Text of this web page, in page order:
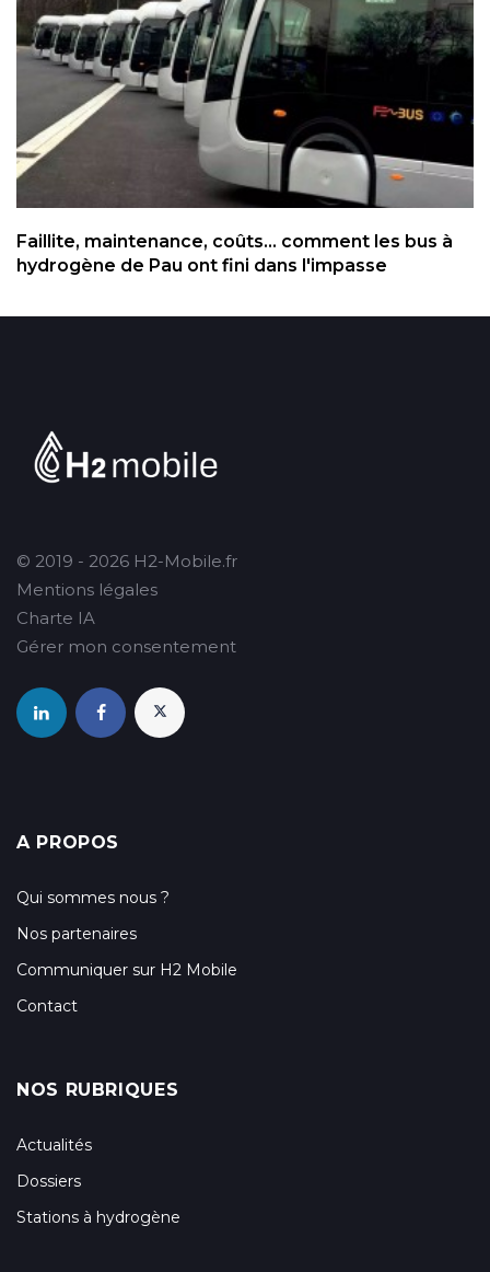
Faillite, maintenance, coûts... comment les bus à
hydrogène de Pau ont fini dans l'impasse
© 2019 - 2026 H2-Mobile.fr
Mentions légales
Charte IA
Gérer mon consentement
A PROPOS
Qui sommes nous ?
Nos partenaires
Communiquer sur H2 Mobile
Contact
NOS RUBRIQUES
Actualités
Dossiers
Stations à hydrogène